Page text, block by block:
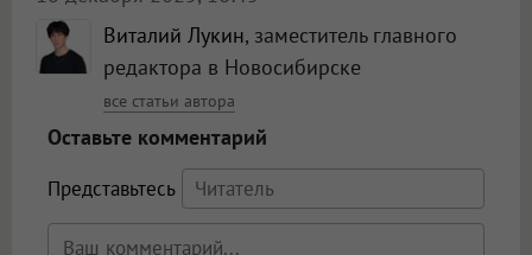
Виталий Лукин, заместитель главного
редактора в Новосибирске
все статьи автора
Оставьте комментарий
Представьтесь